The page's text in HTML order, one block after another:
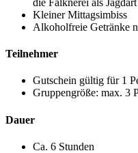
Kleiner Mittagsimbiss
Alkoholfreie Getränke
Teilnehmer
Gutschein gültig für 1
Gruppengröße: max. 3
Dauer
Ca. 6 Stunden